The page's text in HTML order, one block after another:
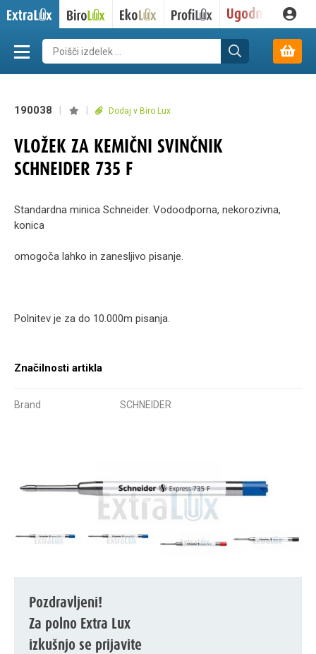
190038 Dodaj v Biro Lux
VLOŽEK ZA KEMIČNI SVINČNIK
SCHNEIDER 735 F
Standardna minica Schneider. Vodoodporna, nekorozivna,
konica
omogoča lahko in zanesljivo pisanje.
Polnitev je za do 10.000m pisanja.
Značilnosti artikla
Brand SCHNEIDER
Pozdravljeni!
Za polno Extra Lux
izkušnjo se prijavite